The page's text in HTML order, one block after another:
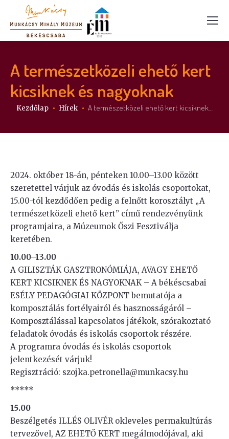
A természetközeli ehető kert
kicsiknek és nagyoknak
Itt vagy:
Kezdőlap Hírek A természetközeli ehető kert kicsiknek…
2024. október 18-án, pénteken 10.00–13.00 között
szeretettel várjuk az óvodás és iskolás csoportokat,
15.00-tól kezdődően pedig a felnőtt korosztályt „A
természetközeli ehető kert” című rendezvényünk
programjaira, a Múzeumok Őszi Fesztiválja
keretében.
10.00–13.00
A GILISZTÁK GASZTRONÓMIÁJA, AVAGY EHETŐ
KERT KICSIKNEK ÉS NAGYOKNAK – A békéscsabai
ESÉLY PEDAGÓGIAI KÖZPONT bemutatója a
komposztálás fortélyairól és hasznosságáról –
Komposztálással kapcsolatos játékok, szórakoztató
feladatok óvodás és iskolás csoportok részére.
A programra óvodás és iskolás csoportok
jelentkezését várjuk!
Regisztráció: szojka.petronella@munkacsy.hu
*****
15.00
Beszélgetés ILLÉS OLIVÉR okleveles permakultúrás
tervezővel, AZ EHETŐ KERT megálmodójával, aki